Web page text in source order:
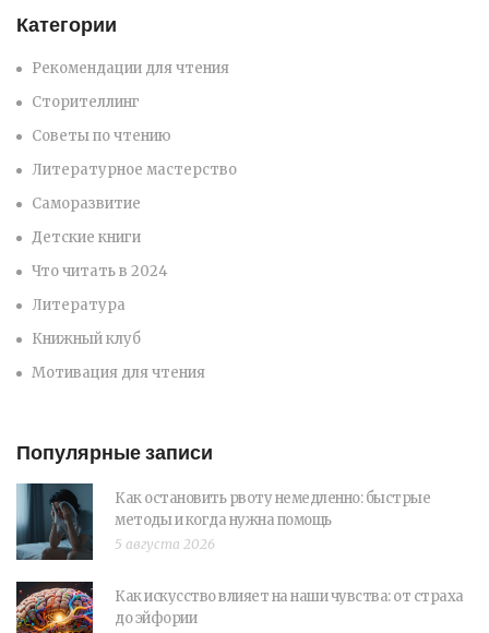
Категории
Рекомендации для чтения
Сторителлинг
Советы по чтению
Литературное мастерство
Саморазвитие
Детские книги
Что читать в 2024
Литература
Книжный клуб
Мотивация для чтения
Популярные записи
Как остановить рвоту немедленно: быстрые
методы и когда нужна помощь
5 августа 2026
Как искусство влияет на наши чувства: от страха
до эйфории